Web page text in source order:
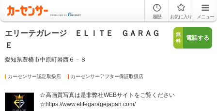
履歴 お気に入り メニュー
エリーテガレージ ＥＬＩＴＥ ＧＡＲＡＧ
Ｅ
愛知県豊橋市中原町岩西６－８
無
料
電話する
カーセンサー認定取扱店 カーセンサーアフター保証取扱店
☆高画質写真は是非弊社WEBサイトをご覧ください
☆https://www.elitegaragejapan.com/